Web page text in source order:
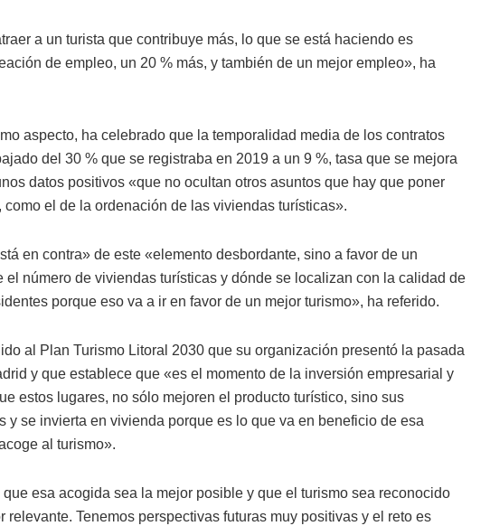
a un turista que contribuye más, lo que se está haciendo es
de empleo, un 20 % más, y también de un mejor empleo», ha
aspecto, ha celebrado que la temporalidad media de los contratos
del 30 % que se registraba en 2019 a un 9 %, tasa que se mejora
datos positivos «que no ocultan otros asuntos que hay que poner
como el de la ordenación de las viviendas turísticas».
en contra» de este «elemento desbordante, sino a favor de un
el número de viviendas turísticas y dónde se localizan con la calidad de
porque eso va a ir en favor de un mejor turismo», ha referido.
al Plan Turismo Litoral 2030 que su organización presentó la pasada
y que establece que «es el momento de la inversión empresarial y
estos lugares, no sólo mejoren el producto turístico, sino sus
y se invierta en vivienda porque es lo que va en beneficio de esa
al turismo».
esa acogida sea la mejor posible y que el turismo sea reconocido
relevante. Tenemos perspectivas futuras muy positivas y el reto es